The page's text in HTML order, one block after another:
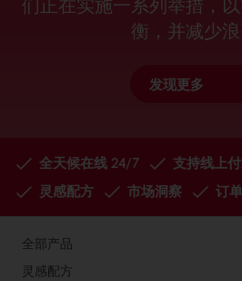
衡，并减少浪
发现更多
全天候在线 24/7 支持线上
灵感配方
市场洞察 订
全部产品
灵感配方